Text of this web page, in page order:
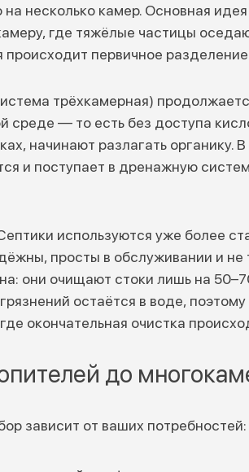
несколько камер. Основная
где тяжёлые частицы
происходит первичное
трёхкамерная)
среде — то есть без доступа
начинают разлагать органику.
и поступает в дренажную
используются уже более
просты в обслуживании и не
они очищают стоки лишь на
остаётся в воде,
окончательная очистка
до
зависит от ваших потребностей: